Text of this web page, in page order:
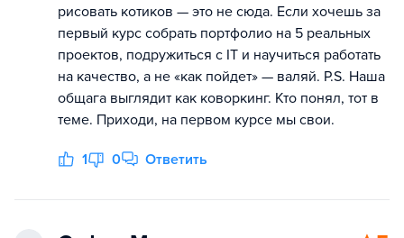
рисовать котиков — это не сюда. Если хочешь за
первый курс собрать портфолио на 5 реальных
проектов, подружиться с IT и научиться работать
на качество, а не «как пойдет» — валяй. P.S. Наша
общага выглядит как коворкинг. Кто понял, тот в
теме. Приходи, на первом курсе мы свои.
1 0 Ответить